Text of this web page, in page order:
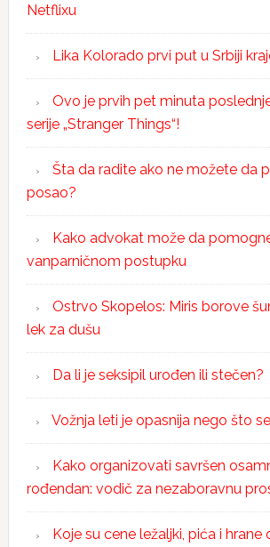
Netflixu
Lika Kolorado prvi put u Srbiji
Ovo je prvih pet minuta
serije „Stranger Things“!
Šta da radite ako ne možete da
posao?
Kako advokat može da
vanparničnom postupku
Ostrvo Skopelos: Miris borove
lek za dušu
Da li je seksipil urođen ili stečen?
Vožnja leti je opasnija nego što
Kako organizovati savršen
rođendan: vodič za nezaboravnu
Koje su cene ležaljki, pića i hrane